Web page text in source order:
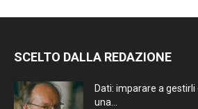
SCELTO DALLA REDAZIONE
Dati: imparare a
una...